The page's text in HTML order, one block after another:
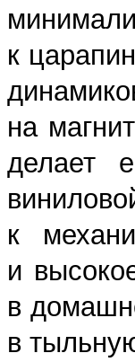
к
на
делает
к
и
в
в